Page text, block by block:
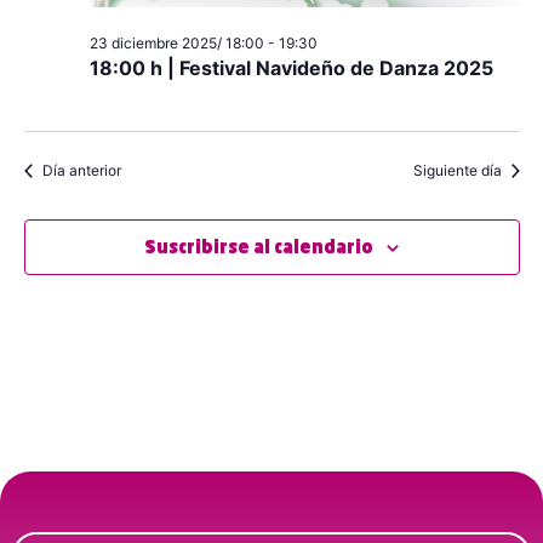
18:00 h | Festival Navideño de Danza 2025
23 diciembre 2025/ 18:00 - 19:30
Día anterior Siguiente día
Suscribirse al calendario